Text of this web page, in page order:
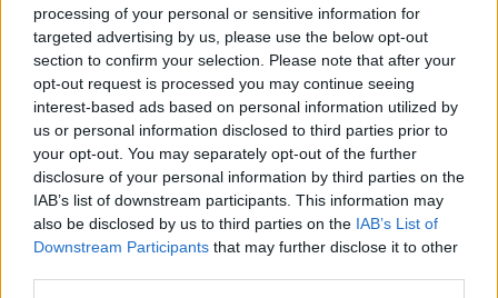
processing of your personal or sensitive information for
targeted advertising by us, please use the below opt-out
section to confirm your selection. Please note that after your
opt-out request is processed you may continue seeing
interest-based ads based on personal information utilized by
us or personal information disclosed to third parties prior to
your opt-out. You may separately opt-out of the further
disclosure of your personal information by third parties on the
IAB’s list of downstream participants. This information may
also be disclosed by us to third parties on the IAB’s List of
Downstream Participants that may further disclose it to other
A rajongók egyébként százával lázadnak
emiatt a Facebookon, amit ByeAlex már
hivatalosan sem ért. "Én még mindig nem
értem, hogy egyeseknek miért zavaró, hogy
magyarul adjuk elő a dalt. Az anyanyelvünkkel
kelünk-fekszünk. Ha a magyar miatt lennék
utolsó is egy versenyen, akkor is örülnék,
hogy legalább 'éreztem' és nem csak
megtanultam, amit énekelek" - posztolta
Facebook-oldalára reggel Alex.